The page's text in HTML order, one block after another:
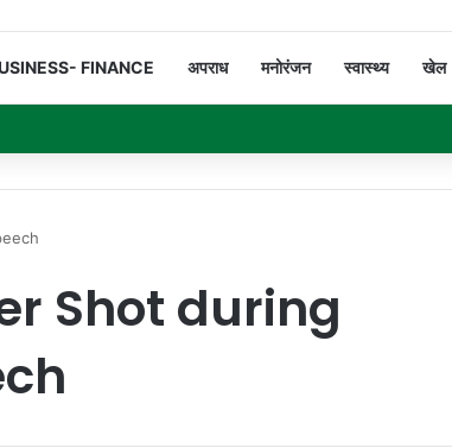
FINANCE अपराध मनोरंजन स्वास्थ्य खेल
Shot during